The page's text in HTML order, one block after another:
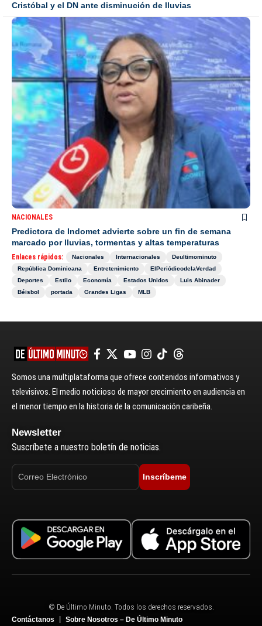
Cristóbal y el DN ante disminución de lluvias
NACIONALES
Predictora de Indomet advierte sobre un fin de semana
marcado por lluvias, tormentas y altas temperaturas
Enlaces rápidos: Nacionales Internacionales
Deultimominuto
República Dominicana
Entretenimiento
ElPeriódicodelaVerdad
Deportes
Estilo Economía Estados Unidos
Luis Abinader
Béisbol
portada Grandes Ligas MLB
Somos una multiplataforma que ofrece contenidos informativos y
televisivos. El medio noticioso de mayor crecimiento en audiencia en
el menor tiempo en la historia de la comunicación caribeña.
Newsletter
Suscríbete a nuestro boletín de noticias.
Inscríbeme
© De Último Minuto. Todos los derechos reservados.
Contáctanos
Sobre Nosotros – De Último Minuto